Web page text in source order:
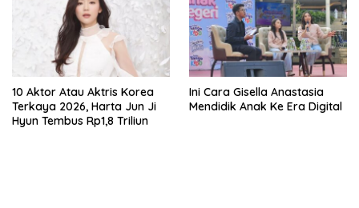
10 Aktor Atau Aktris Korea
Terkaya 2026, Harta Jun Ji
Hyun Tembus Rp1,8 Triliun
Ini Cara Gisella Anastasia
Mendidik Anak Ke Era Digital